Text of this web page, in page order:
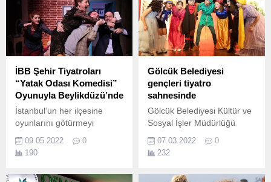
alan Fado müziğinin
kraliçesi Mariza, tutkulu,
zarif, hisli ve buğulu sesiyle
Ankaralıları büyüledi.
İBB Şehir Tiyatroları
“Yatak Odası Komedisi”
Oyunuyla Beylikdüzü’nde
İstanbul’un her ilçesine
oyunlarını götürmeyi
Tiyatroları, Yatak Odası
Komedisi oyunuyla
09.05.2022
0
190
Gölcük Belediyesi
gençleri tiyatro
sahnesinde
Gölcük Belediyesi Kültür ve
Sosyal İşler Müdürlüğü
sahneledikleri “Masal
Kahramanları” adlı tiyatro
07.03.2022
0
232